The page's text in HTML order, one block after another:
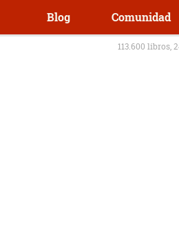
Blog Comunidad
113.600 libros,